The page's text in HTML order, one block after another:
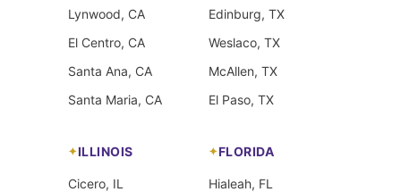
Lynwood, CA
El Centro, CA
Santa Ana, CA
Santa Maria, CA
Edinburg, TX
Weslaco, TX
McAllen, TX
El Paso, TX
ILLINOIS
Cicero, IL
FLORIDA
Hialeah, FL